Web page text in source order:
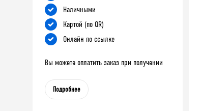
Наличными
Картой (по QR)
Онлайн по ссылке
Вы можете оплатить заказ при получении
Подробнее